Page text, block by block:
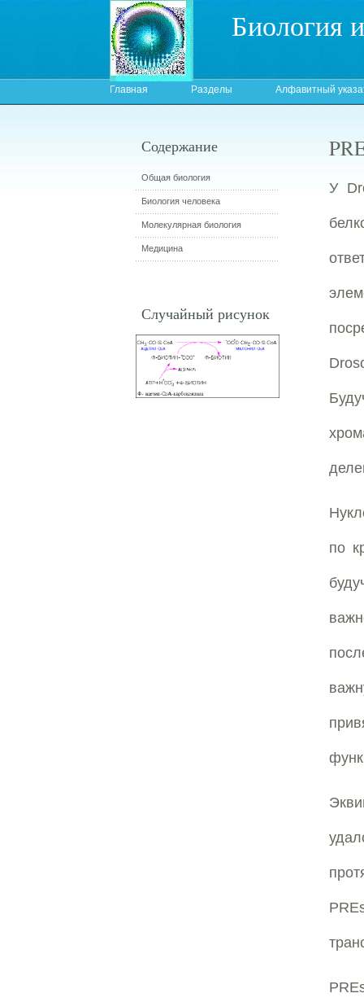
Биология
Главная Разделы Алфавитный
У
по
Содержание
Общая биология
Биология человека
Молекулярная биология
Медицина
Случайный рисунок